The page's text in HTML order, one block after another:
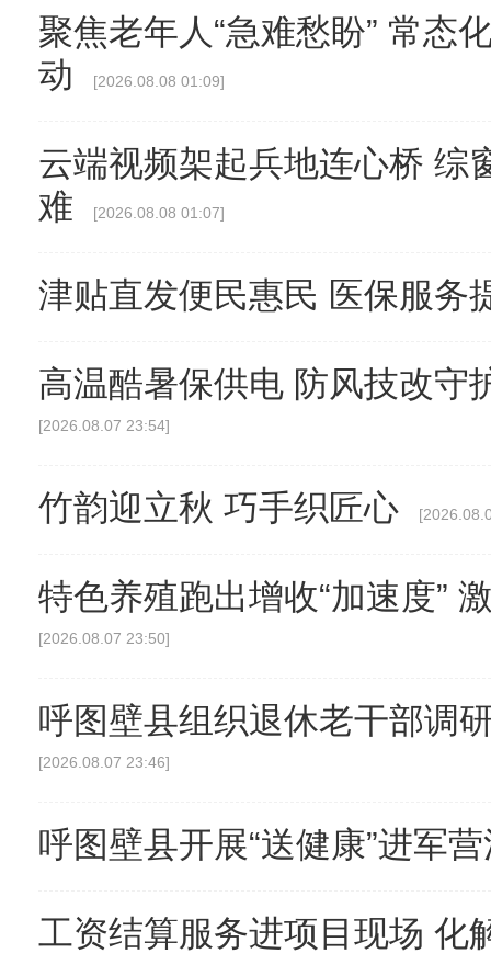
聚焦老年人“急难愁盼” 常态
动
[2026.08.08 01:09]
云端视频架起兵地连心桥 综
难
[2026.08.08 01:07]
津贴直发便民惠民 医保服务
高温酷暑保供电 防风技改守
[2026.08.07 23:54]
竹韵迎立秋 巧手织匠心
特色养殖跑出增收“加速度”
[2026.08.07 23:50]
呼图壁县组织退休老干部调
[2026.08.07 23:46]
呼图壁县开展“送健康”进军
工资结算服务进项目现场 化